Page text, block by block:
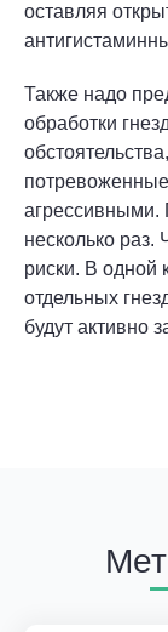
оставляя
Также надо
обработки
несколько
риски. В одной
отдельных
будут активно